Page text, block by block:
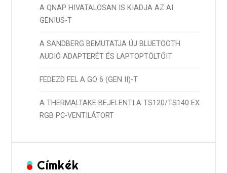
A QNAP HIVATALOSAN IS KIADJA AZ AI
GENIUS-T
A SANDBERG BEMUTATJA ÚJ BLUETOOTH
AUDIÓ ADAPTERÉT ÉS LAPTOPTÖLTŐIT
FEDEZD FEL A GO 6 (GEN II)-T
A THERMALTAKE BEJELENTI A TS120/TS140 EX
RGB PC-VENTILÁTORT
Címkék